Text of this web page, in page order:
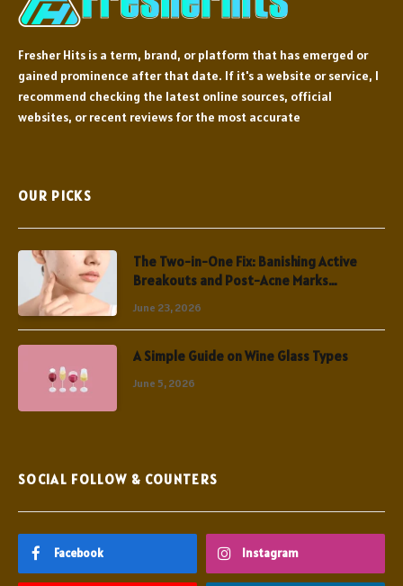
Fresher Hits is a term, brand, or platform that has emerged or
gained prominence after that date. If it's a website or service, I
recommend checking the latest online sources, official
websites, or recent reviews for the most accurate
OUR PICKS
The Two-in-One Fix: Banishing Active
Breakouts and Post-Acne Marks
June 23, 2026
A Simple Guide on Wine Glass Types
June 5, 2026
SOCIAL FOLLOW & COUNTERS
Facebook Instagram